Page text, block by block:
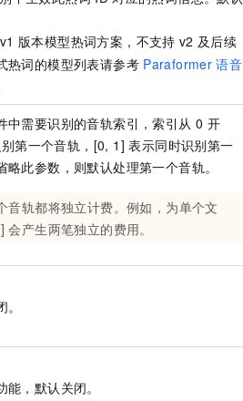
v1 版本模型热词方案，不支持 v2 及后续
热词的模型列表请参考 Paraformer 语音
中需要识别的音轨索引，索引从 0 开
第一个音轨，[0, 1] 表示同时识别第一
此参数，则默认处理第一个音轨。
音轨都将独立计费。例如，为单个文
产生两笔独立的费用。
，默认关闭。